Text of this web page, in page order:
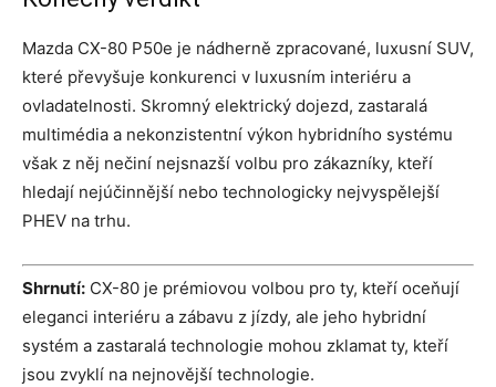
Mazda CX-80 P50e je nádherně zpracované, luxusní SUV,
které převyšuje konkurenci v luxusním interiéru a
ovladatelnosti. Skromný elektrický dojezd, zastaralá
multimédia a nekonzistentní výkon hybridního systému
však z něj nečiní nejsnazší volbu pro zákazníky, kteří
hledají nejúčinnější nebo technologicky nejvyspělejší
PHEV na trhu.
Shrnutí: CX-80 je prémiovou volbou pro ty, kteří oceňují
eleganci interiéru a zábavu z jízdy, ale jeho hybridní
systém a zastaralá technologie mohou zklamat ty, kteří
jsou zvyklí na nejnovější technologie.